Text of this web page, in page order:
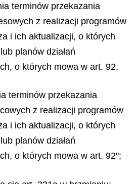
terminów przekazania
z realizacji programów
i ich aktualizacji, o których
planów działań
o których mowa w art. 92,
terminów przekazania
z realizacji programów
i ich aktualizacji, o których
planów działań
o których mowa w art. 92";